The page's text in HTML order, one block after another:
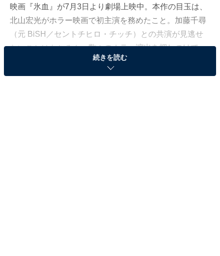
映画『氷血』が7月3日より劇場上映中。本作の目玉は、
北山宏光がホラー映画で初主演を務めたこと。加藤千尋
（元 BiSH／セントチヒロ・チッチ）との共演が見逃せ
ないことはもちろん、数々のホラー演出を押しのけて
「北山宏光がいちばん怖い」ことを称賛できる作品
す。
続きを読む